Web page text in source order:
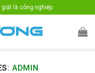
là công nghiệp.
ADMIN